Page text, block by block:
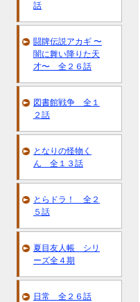
話
闘牌伝説アカギ 〜
闇に舞い降りた天
才〜 全２６話
図書館戦争 全１
２話
となりの怪物く
ん 全１３話
とらドラ！ 全２
５話
夏目友人帳 シリ
ーズ全４期
日常 全２６話